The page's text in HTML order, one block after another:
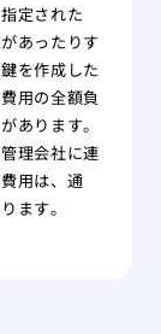
定された
あったりす
を作成した
用の全額負
あります。
理会社に連
用は、通
ます。